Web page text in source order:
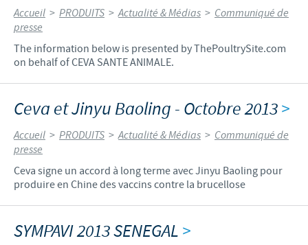
Accueil > PRODUITS > Actualité & Médias > Communiqué de
presse
The information below is presented by ThePoultrySite.com
on behalf of CEVA SANTE ANIMALE.
Ceva et Jinyu Baoling - Octobre 2013>
Accueil > PRODUITS > Actualité & Médias > Communiqué de
presse
Ceva signe un accord à long terme avec Jinyu Baoling pour
produire en Chine des vaccins contre la brucellose
SYMPAVI 2013 SENEGAL >